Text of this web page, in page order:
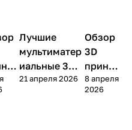
3D принтеры
Лучшие
мультиматер
иальные 3D
принтеры на
21 апреля 2026
3D
Обзор
3D
принте
ра
FlashF
8 апреля
2026